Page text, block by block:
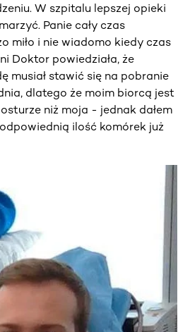
W szpitalu lepszej opieki
Panie cały czas
miło i nie wiadomo kiedy czas
Doktor powiedziała, że
musiał stawić się na pobranie
dlatego że moim biorcą jest
niż moja - jednak dałem
ilość komórek już